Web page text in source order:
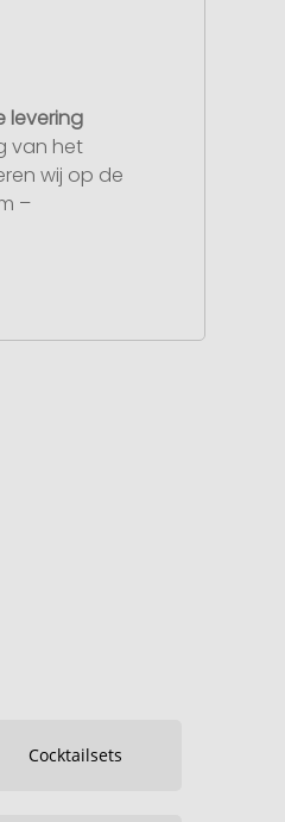
levering
van het
wij op de
–
Cocktailsets